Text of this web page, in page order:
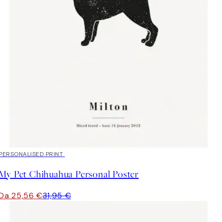
PRINT
Pet Chihuahua Personal Poster
25,56 €31,95 €